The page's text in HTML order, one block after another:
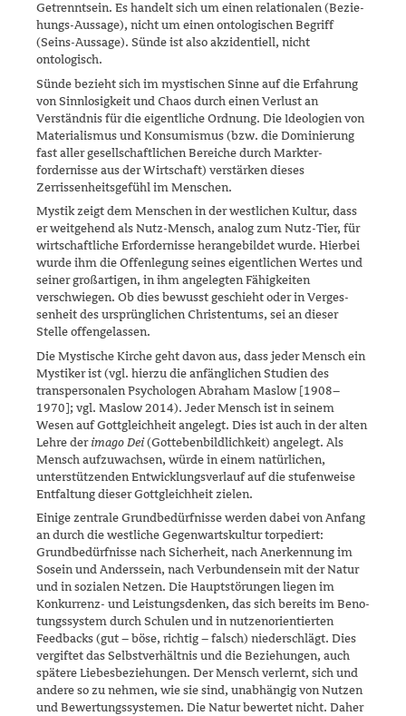
Getrenntsein. Es handelt sich um einen relationalen (Bezie­
hungs-Aussage), nicht um einen ontologischen Begriff
(Seins-Aussage). Sünde ist also akzidentiell, nicht
ontologisch.
Sünde bezieht sich im mystischen Sinne auf die Erfahrung
von Sinnlo­sigkeit und Chaos durch einen Verlust an
Verständnis für die eigentliche Ordnung. Die Ideologien von
Materialismus und Konsumismus (bzw. die Dominierung
fast aller gesellschaftlichen Bereiche durch Markter­
fordernisse aus der Wirtschaft) verstärken dieses
Zerrissenheitsgefühl im Menschen.
Mystik zeigt dem Menschen in der westlichen Kultur, dass
er weitge­hend als Nutz-Mensch, analog zum Nutz-Tier, für
wirtschaftliche Erfor­dernisse herangebildet wurde. Hierbei
wurde ihm die Offenlegung seines eigentlichen Wertes und
seiner großartigen, in ihm angelegten Fähigkeiten
verschwiegen. Ob dies bewusst geschieht oder in Verges­
senheit des ursprünglichen Christentums, sei an dieser
Stelle offen­gelassen.
Die Mystische Kirche geht davon aus, dass jeder Mensch ein
Mystiker ist (vgl. hierzu die anfänglichen Studien des
transpersonalen Psychologen Abraham Maslow [1908–
1970]; vgl. Maslow 2014). Jeder Mensch ist in seinem
Wesen auf Gottgleichheit angelegt. Dies ist auch in der alten
Lehre der imago Dei(Gottebenbildlichkeit) angelegt. Als
Mensch aufzu­wachsen, würde in einem natürlichen,
unterstützenden Entwicklungs­verlauf auf die stufenweise
Entfaltung dieser Gottgleichheit zielen.
Einige zentrale Grundbedürfnisse werden dabei von Anfang
an durch die westliche Gegenwartskultur torpediert:
Grundbedürfnisse nach Sicherheit, nach Anerkennung im
Sosein und Anderssein, nach Ver­bundensein mit der Natur
und in sozialen Netzen. Die Hauptstörungen liegen im
Konkurrenz- und Leistungsdenken, das sich bereits im Beno­
tungssystem durch Schulen und in nutzenorientierten
Feedbacks (gut – böse, richtig – falsch) niederschlägt. Dies
vergiftet das Selbstverhältnis und die Beziehungen, auch
spätere Liebesbeziehungen. Der Mensch verlernt, sich und
andere so zu nehmen, wie sie sind, unabhängig von Nutzen
und Bewertungssystemen. Die Natur bewertet nicht. Daher